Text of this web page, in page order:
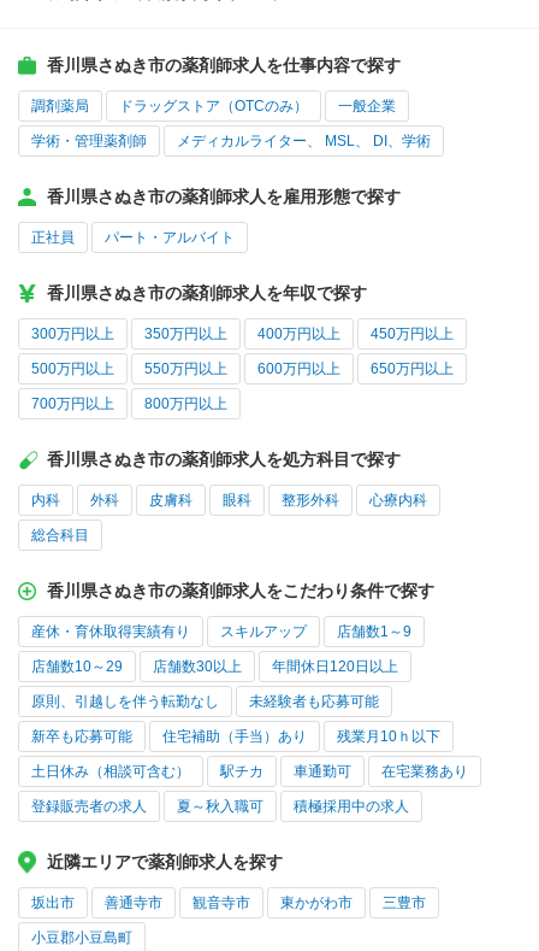
香川県さぬき市の薬剤師求人を仕事内容で探す
調剤薬局 ドラッグストア（OTCのみ） 一般企業
学術・管理薬剤師 メディカルライター、 MSL、 DI、学術
香川県さぬき市の薬剤師求人を雇用形態で探す
正社員 パート・アルバイト
香川県さぬき市の薬剤師求人を年収で探す
300万円以上 350万円以上 400万円以上 450万円以上
500万円以上 550万円以上 600万円以上 650万円以上
700万円以上 800万円以上
香川県さぬき市の薬剤師求人を処方科目で探す
内科 外科 皮膚科 眼科 整形外科 心療内科
総合科目
香川県さぬき市の薬剤師求人をこだわり条件で探す
産休・育休取得実績有り スキルアップ 店舗数1～9
店舗数10～29 店舗数30以上 年間休日120日以上
原則、引越しを伴う転勤なし 未経験者も応募可能
新卒も応募可能 住宅補助（手当）あり 残業月10ｈ以下
土日休み（相談可含む） 駅チカ 車通勤可 在宅業務あり
登録販売者の求人 夏～秋入職可 積極採用中の求人
近隣エリアで薬剤師求人を探す
坂出市 善通寺市 観音寺市 東かがわ市 三豊市
小豆郡小豆島町